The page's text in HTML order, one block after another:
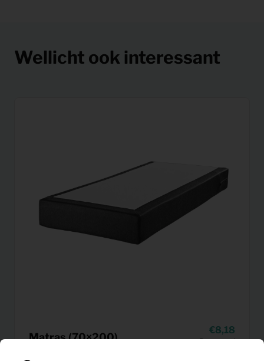
Wellicht ook interessant
Matras (70×200)
8,18
Per maand